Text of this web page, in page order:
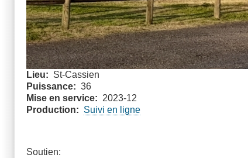
Lieu
St-Cassien
Puissance
36
Mise en service
2023-12
Production
Suivi en ligne
Soutien: